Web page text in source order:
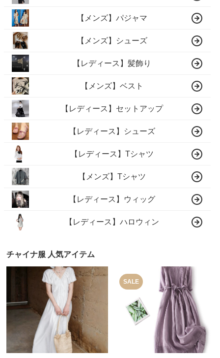
【メンズ】パジャマ
【メンズ】シューズ
【レディース】髪飾り
【メンズ】ベスト
【レディース】セットアップ
【レディース】シューズ
【レディース】Tシャツ
【メンズ】Tシャツ
【レディース】ウィッグ
【レディース】ハロウィン
チャイナ服 人気アイテム
SALE